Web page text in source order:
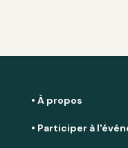
• À propos
• Participer à